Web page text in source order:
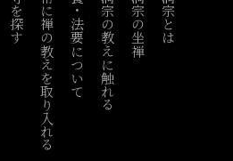
日常に禅の教えを取り入れる供養・法要について曹洞宗の教えに触れる 曹洞宗の坐禅